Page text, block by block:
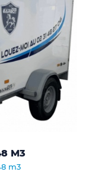
M3
m3